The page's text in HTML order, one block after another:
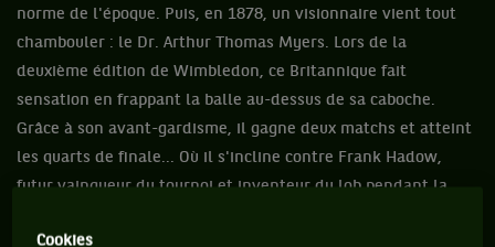
norme de l'époque. Puis, en 1878, un visionnaire vient tout
chambouler : le Dr. Arthur Thomas Myers. Lors de la
deuxième édition de Wimbledon, ce Britannique fait
sensation en frappant la balle au-dessus de sa caboche.
Grâce à son avant-gardisme, il gagne deux matchs et atteint
les quarts de finale... Où il s'incline contre Frank Hadow,
futur vainqueur du tournoi et inventeur du lob pendant la
Cookies